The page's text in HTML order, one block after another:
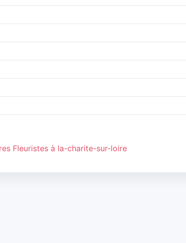
Fleuristes à la-charite-sur-loire